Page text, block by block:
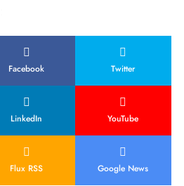
Facebook Twitter
LinkedIn YouTube
Flux RSS Google News